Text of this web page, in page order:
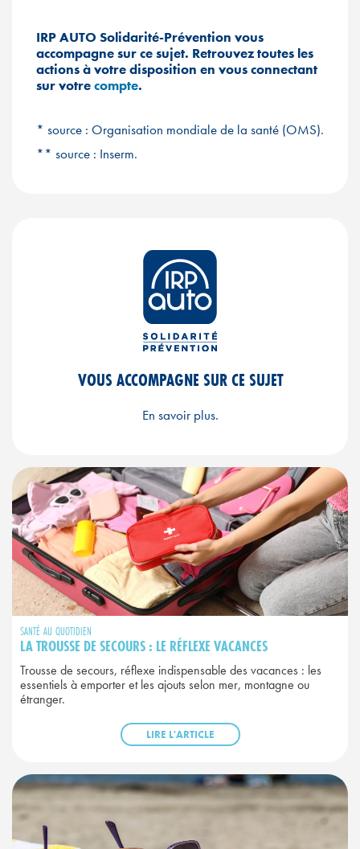
IRP AUTO Solidarité-Prévention vous
accompagne sur ce sujet. Retrouvez toutes les
actions à votre disposition en vous connectant
sur votrecompte.
* source : Organisation mondiale de la santé (OMS).
** source : Inserm.
VOUS ACCOMPAGNE SUR CE SUJET
En savoir plus.
SANTÉ AU QUOTIDIEN
LA TROUSSE DE SECOURS : LE RÉFLEXE VACANCES
Trousse de secours, réflexe indispensable des vacances : les
essentiels à emporter et les ajouts selon mer, montagne ou
étranger.
LIRE L'ARTICLE